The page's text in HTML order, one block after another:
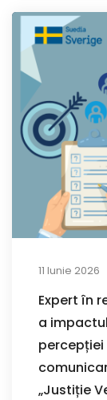
11 Iunie 2026
Expert în
a
„Justiție